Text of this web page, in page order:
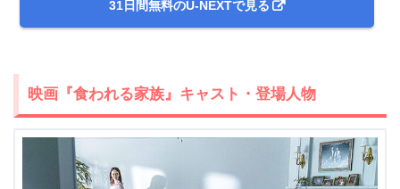
31日間無料のU-NEXTで見る
映画『食われる家族』キャスト・登場人物